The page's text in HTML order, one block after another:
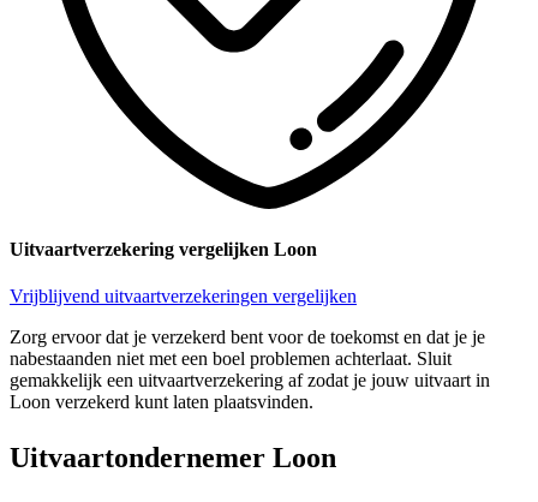
Uitvaartverzekering vergelijken Loon
Vrijblijvend uitvaartverzekeringen vergelijken
Zorg ervoor dat je verzekerd bent voor de toekomst en dat je je
nabestaanden niet met een boel problemen achterlaat. Sluit
gemakkelijk een uitvaartverzekering af zodat je jouw uitvaart in
Loon verzekerd kunt laten plaatsvinden.
Uitvaartondernemer Loon